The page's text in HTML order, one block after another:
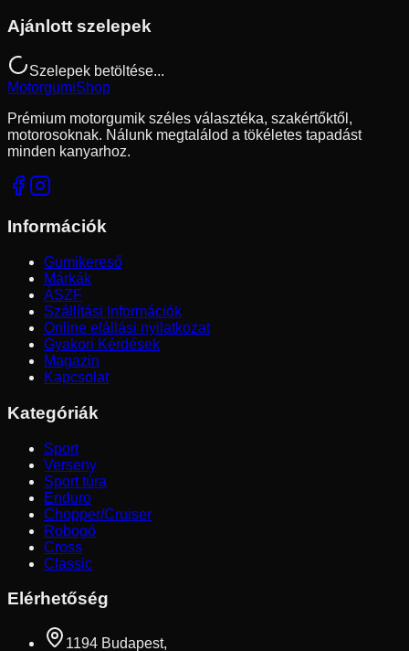
Ajánlott szelepek
Szelepek betöltése...
MotorgumiShop
Prémium motorgumik széles választéka, szakértőktől,
motorosoknak. Nálunk megtalálod a tökéletes tapadást
minden kanyarhoz.
Információk
Gumikereső
Márkák
ÁSZF
Szállítási Információk
Online elállási nyilatkozat
Gyakori Kérdések
Magazin
Kapcsolat
Kategóriák
Sport
Verseny
Sport túra
Enduro
Chopper/Cruiser
Robogó
Cross
Classic
Elérhetőség
1194 Budapest,